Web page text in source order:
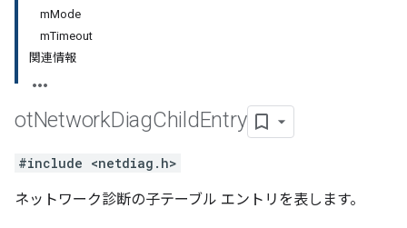
mMode
mTimeout
関連情報
otNetworkDiagChildEntry
#include <netdiag.h>
ネットワーク診断の子テーブル エントリを表します。